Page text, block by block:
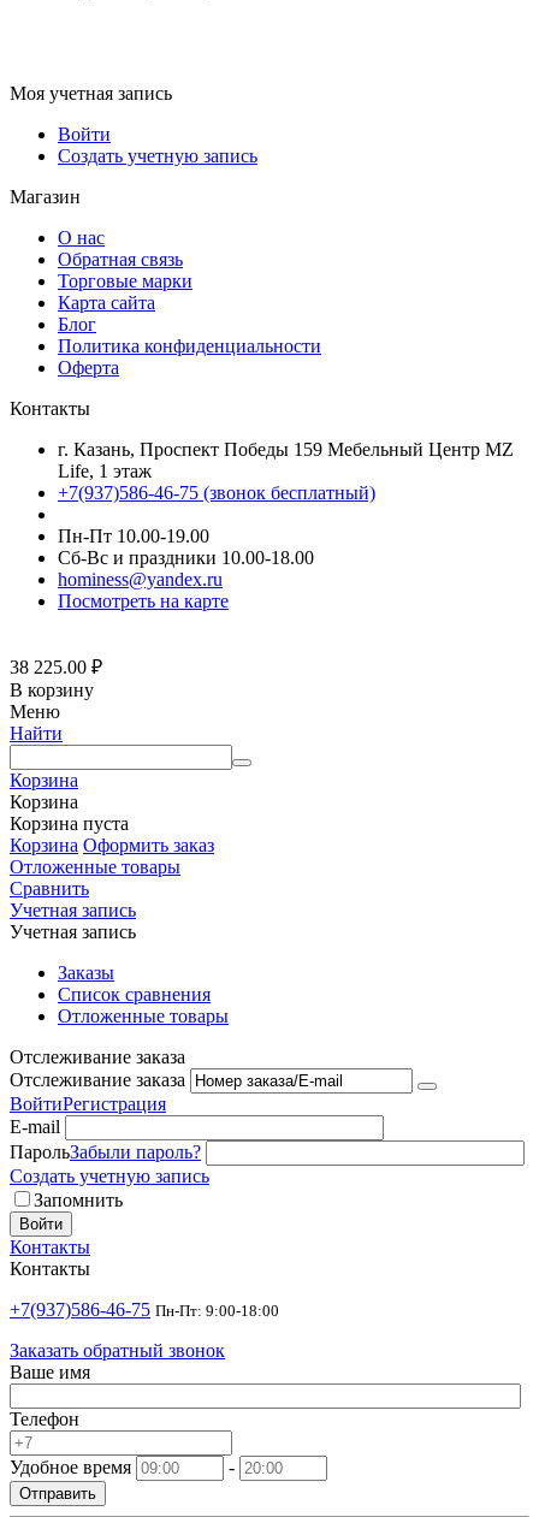
Моя учетная запись
Войти
Создать учетную запись
Магазин
О нас
Обратная связь
Торговые марки
Карта сайта
Блог
Политика конфиденциальности
Оферта
Контакты
г. Казань, Проспект Победы 159 Мебельный Центр MZ
Life, 1 этаж
+7(937)586-46-75 (звонок бесплатный)
Пн-Пт 10.00-19.00
Сб-Вс и праздники 10.00-18.00
hominess@yandex.ru
Посмотреть на карте
38 225.00 ₽
В корзину
Меню
Найти
Корзина
Корзина
Корзина пуста
Корзина Оформить заказ
Отложенные товары
Сравнить
Учетная запись
Учетная запись
Заказы
Список сравнения
Отложенные товары
Отслеживание заказа
Отслеживание заказа
ВойтиРегистрация
E-mail
ПарольЗабыли пароль?
Создать учетную запись
Запомнить
Войти
Контакты
Контакты
+7(937)586-46-75 Пн-Пт: 9:00-18:00
Заказать обратный звонок
Ваше имя
Телефон
Удобное время -
Отправить